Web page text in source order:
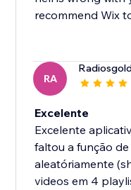
recommend Wix
RA
Excelente
Excelente
faltou a função
aleatóriamente
videos em 4